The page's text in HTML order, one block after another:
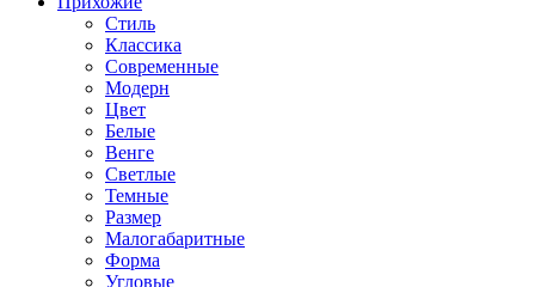
Стиль
Классика
Современные
Модерн
Цвет
Белые
Венге
Светлые
Темные
Размер
Малогабаритные
Форма
Угловые